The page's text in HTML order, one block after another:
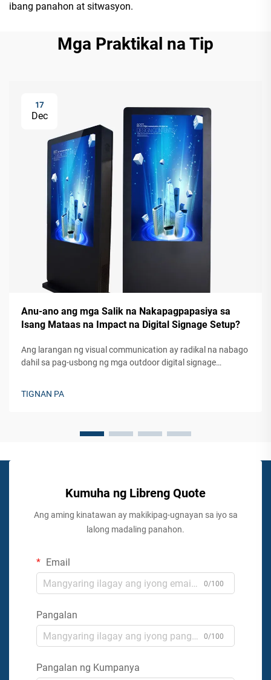
ibang panahon at sitwasyon.
Mga Praktikal na Tip
17
Dec
Anu-ano ang mga Salik na Nakapagpapasiya sa
Isang Mataas na Impact na Digital Signage Setup?
Ang larangan ng visual communication ay radikal na nabago
dahil sa pag-usbong ng mga outdoor digital signage
TIGNAN PA
Kumuha ng Libreng Quote
Ang aming kinatawan ay makikipag-ugnayan sa iyo sa
lalong madaling panahon.
Email
0/100
Pangalan
0/100
Pangalan ng Kumpanya